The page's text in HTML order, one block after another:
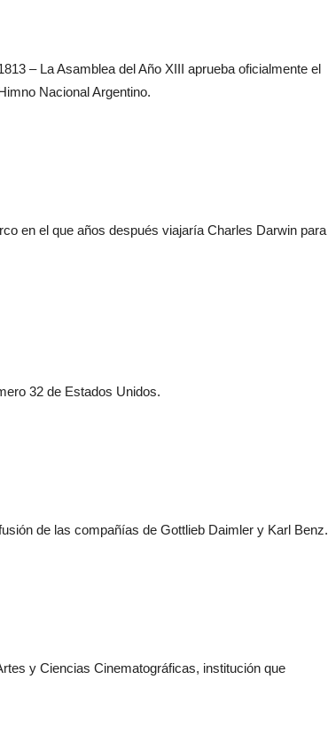
– La Asamblea del Año XIII aprueba oficialmente el
Nacional Argentino.
en el que años después viajaría Charles Darwin para
32 de Estados Unidos.
de las compañías de Gottlieb Daimler y Karl Benz.
y Ciencias Cinematográficas, institución que